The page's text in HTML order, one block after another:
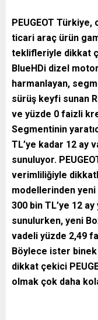
PEUGEOT
ticari araç ürün
teklifleriyle dikkat
BlueHDi dizel
harmanlayan,
sürüş keyfi sunan
ve yüzde 0 faizli
Segmentinin
TL’ye kadar 12 ay
sunuluyor.
verimliliğiyle
modellerinden yeni
300 bin TL’ye 12
sunulurken, yeni
vadeli yüzde 2,49
Böylece ister
dikkat çekici
olmak çok daha